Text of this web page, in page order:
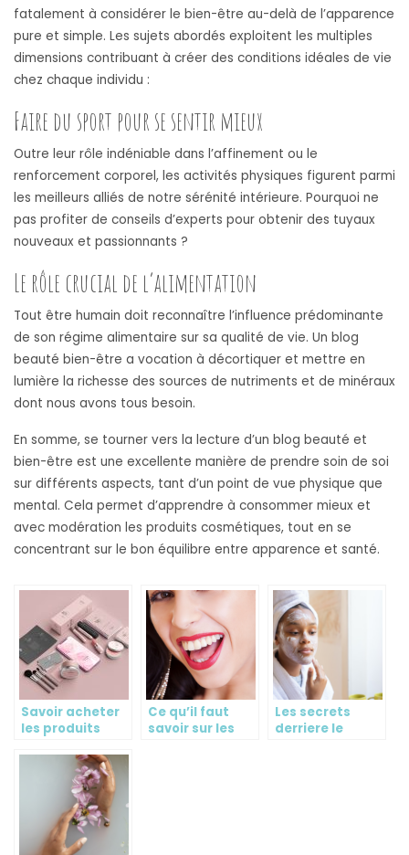
fatalement à considérer le bien-être au-delà de l’apparence
pure et simple. Les sujets abordés exploitent les multiples
dimensions contribuant à créer des conditions idéales de vie
chez chaque individu :
Faire du sport pour se sentir mieux
Outre leur rôle indéniable dans l’affinement ou le
renforcement corporel, les activités physiques figurent parmi
les meilleurs alliés de notre sérénité intérieure. Pourquoi ne
pas profiter de conseils d’experts pour obtenir des tuyaux
nouveaux et passionnants ?
Le rôle crucial de l’alimentation
Tout être humain doit reconnaître l’influence prédominante
de son régime alimentaire sur sa qualité de vie. Un blog
beauté bien-être a vocation à décortiquer et mettre en
lumière la richesse des sources de nutriments et de minéraux
dont nous avons tous besoin.
En somme, se tourner vers la lecture d’un blog beauté et
bien-être est une excellente manière de prendre soin de soi
sur différents aspects, tant d’un point de vue physique que
mental. Cela permet d’apprendre à consommer mieux et
avec modération les produits cosmétiques, tout en se
concentrant sur le bon équilibre entre apparence et santé.
Savoir acheter
les produits
Ce qu’il faut
savoir sur les
Les secrets
derriere le